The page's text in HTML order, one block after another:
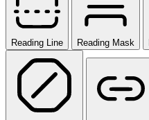
Reading Line Reading Mask